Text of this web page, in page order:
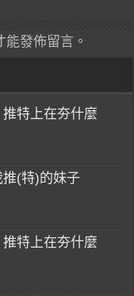
能發佈留言。
特上在夯什麼
(特)的妹子
特上在夯什麼